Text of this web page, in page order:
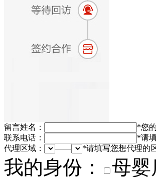
留言姓名： *您
联系电话：
*请
代理区域：
—— *请填写您想代理的
我的身份： 母婴